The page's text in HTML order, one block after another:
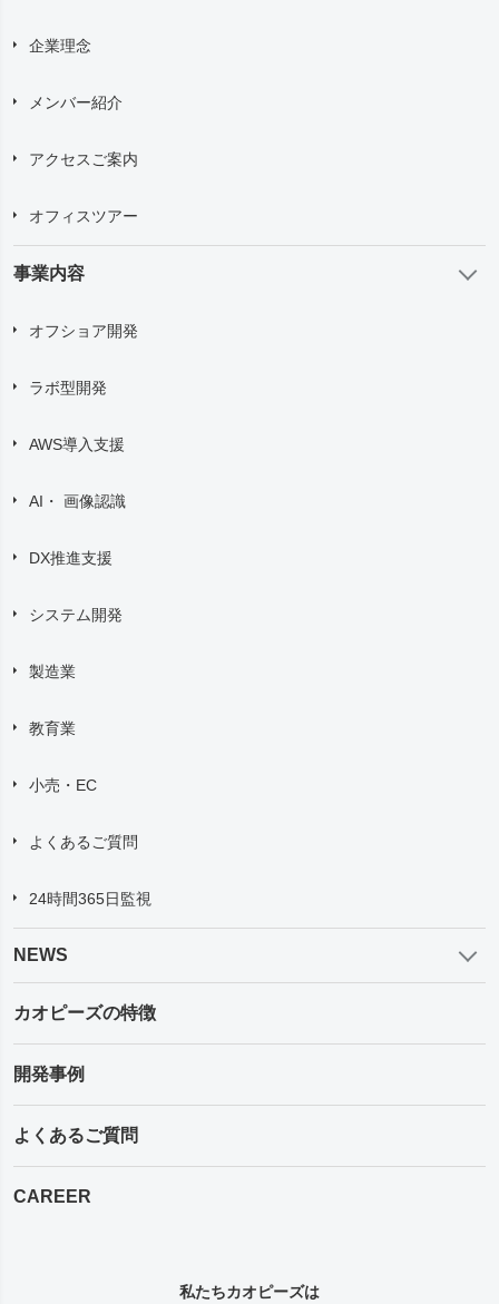
企業理念
メンバー紹介
アクセスご案内
オフィスツアー
事業内容
オフショア開発
ラボ型開発
AWS導入支援
AI・ 画像認識
DX推進支援
システム開発
製造業
教育業
小売・EC
よくあるご質問
24時間365日監視
NEWS
カオピーズの特徴
開発事例
よくあるご質問
CAREER
私たちカオピーズは